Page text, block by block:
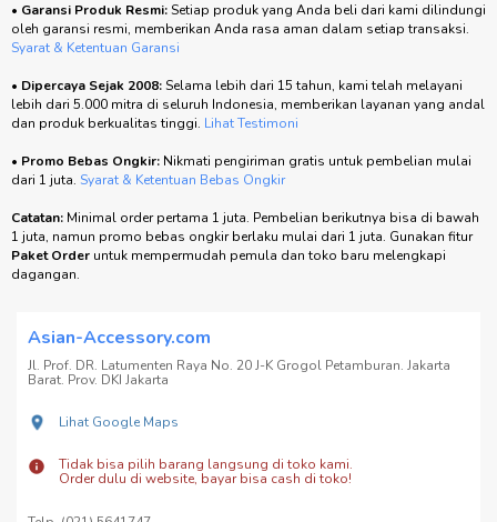
• Garansi Produk Resmi:Setiap produk yang Anda beli dari kami dilindungi
oleh garansi resmi, memberikan Anda rasa aman dalam setiap transaksi.
Syarat & Ketentuan Garansi
• Dipercaya Sejak 2008:Selama lebih dari 15 tahun, kami telah melayani
lebih dari 5.000 mitra di seluruh Indonesia, memberikan layanan yang andal
dan produk berkualitas tinggi. Lihat Testimoni
• Promo Bebas Ongkir: Nikmati pengiriman gratis untuk pembelian mulai
dari 1 juta. Syarat & Ketentuan Bebas Ongkir
Catatan: Minimal order pertama 1 juta. Pembelian berikutnya bisa di bawah
1 juta, namun promo bebas ongkir berlaku mulai dari 1 juta. Gunakan fitur
Paket Order untuk mempermudah pemula dan toko baru melengkapi
dagangan.
Asian-Accessory.com
Jl. Prof. DR. Latumenten Raya No. 20 J-K Grogol Petamburan. Jakarta
Barat. Prov. DKI Jakarta
Lihat Google Maps
Tidak bisa pilih barang langsung di toko kami.
Order dulu di website, bayar bisa cash di toko!